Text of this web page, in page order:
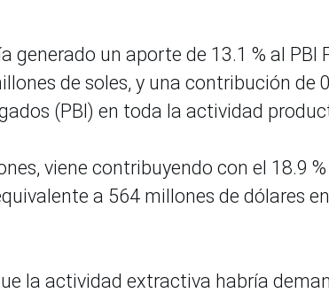
generado un aporte de 13.1 % al PBI
de soles, y una contribución de
(PBI) en toda la actividad
viene contribuyendo con el 18.9
a 564 millones de dólares
la actividad extractiva habría